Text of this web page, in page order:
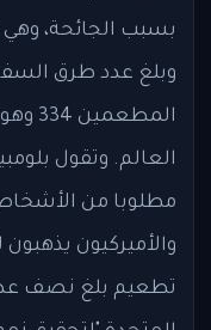
بسبب الجائحة،
وبلغ عدد طرق
العالم. وتقول
مطلوبا من
والأميركيون
تطعيم بلغ نصف